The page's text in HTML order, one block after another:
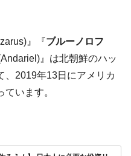
POSCO』ズブズブ沈む。
公務員個人をターゲット
』『ブルーノロフ
』は北朝鮮のハッ
、2019年13日にアメリカ
います。